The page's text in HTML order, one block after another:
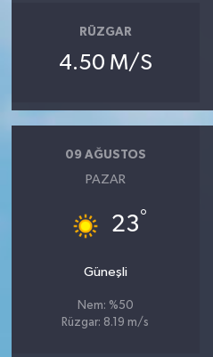
RÜZGAR
4.50 M/S
09 AĞUSTOS
PAZAR
23°
Güneşli
Nem: %50
Rüzgar: 8.19 m/s